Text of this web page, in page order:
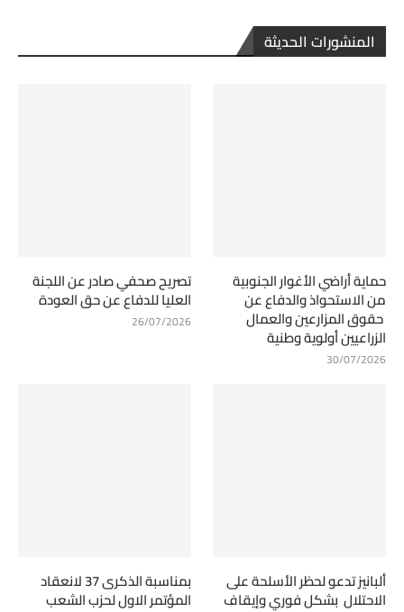
المنشورات الحديثة
حماية أراضي الأغوار الجنوبية
من الاستحواذ والدفاع عن
حقوق المزارعين والعمال
الزراعيين أولوية وطنية
30/07/2026
تصريح صحفي صادر عن اللجنة
العليا للدفاع عن حق العودة
26/07/2026
ألبانيز تدعو لحظر الأسلحة على
الاحتلال بشكل فوري وإيقاف
بمناسبة الذكرى 37 لانعقاد
المؤتمر الاول لحزب الشعب